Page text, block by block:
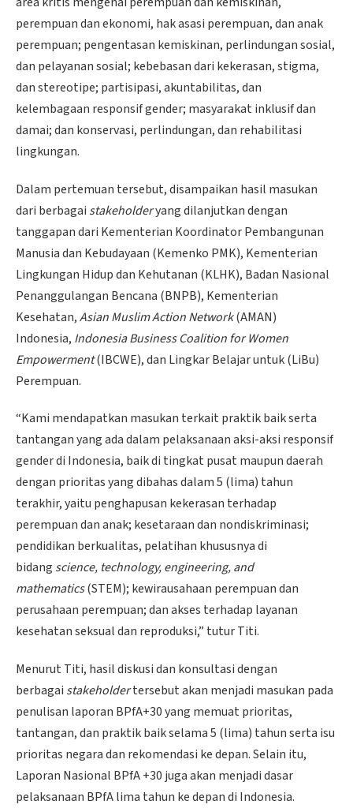
perempuan dan ekonomi, hak asasi perempuan, dan anak
perempuan; pengentasan kemiskinan, perlindungan sosial,
dan pelayanan sosial; kebebasan dari kekerasan, stigma,
dan stereotipe; partisipasi, akuntabilitas, dan
kelembagaan responsif gender; masyarakat inklusif dan
damai; dan konservasi, perlindungan, dan rehabilitasi
lingkungan.
Dalam pertemuan tersebut, disampaikan hasil masukan
dari berbagai stakeholderyang dilanjutkan dengan
tanggapan dari Kementerian Koordinator Pembangunan
Manusia dan Kebudayaan (Kemenko PMK), Kementerian
Lingkungan Hidup dan Kehutanan (KLHK), Badan Nasional
Penanggulangan Bencana (BNPB), Kementerian
Kesehatan,Asian Muslim Action Network(AMAN)
Indonesia, Indonesia Business Coalition for Women
Empowerment(IBCWE), dan Lingkar Belajar untuk (LiBu)
Perempuan.
“Kami mendapatkan masukan terkait praktik baik serta
tantangan yang ada dalam pelaksanaan aksi-aksi responsif
gender di Indonesia, baik di tingkat pusat maupun daerah
dengan prioritas yang dibahas dalam 5 (lima) tahun
terakhir, yaitu penghapusan kekerasan terhadap
perempuan dan anak; kesetaraan dan nondiskriminasi;
pendidikan berkualitas, pelatihan khususnya di
bidang science, technology, engineering, and
mathematics(STEM); kewirausahaan perempuan dan
perusahaan perempuan; dan akses terhadap layanan
kesehatan seksual dan reproduksi,” tutur Titi.
Menurut Titi, hasil diskusi dan konsultasi dengan
berbagai stakeholdertersebut akan menjadi masukan pada
penulisan laporan BPfA+30 yang memuat prioritas,
tantangan, dan praktik baik selama 5 (lima) tahun serta isu
prioritas negara dan rekomendasi ke depan. Selain itu,
Laporan Nasional BPfA +30 juga akan menjadi dasar
pelaksanaan BPfA lima tahun ke depan di Indonesia.